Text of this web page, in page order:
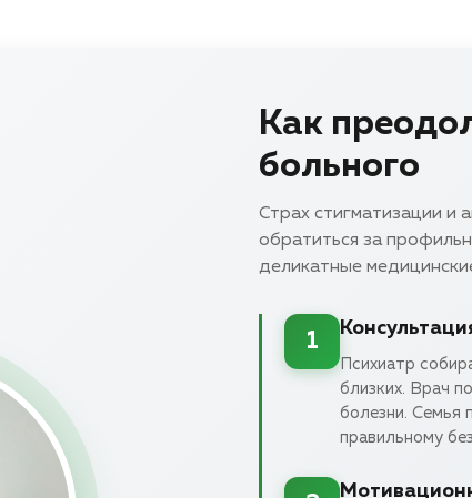
Как
больного
Страх стигматизации и
обратиться за
деликатные
1
Психиатр
близких. Врач
болезни. Семья
правильному